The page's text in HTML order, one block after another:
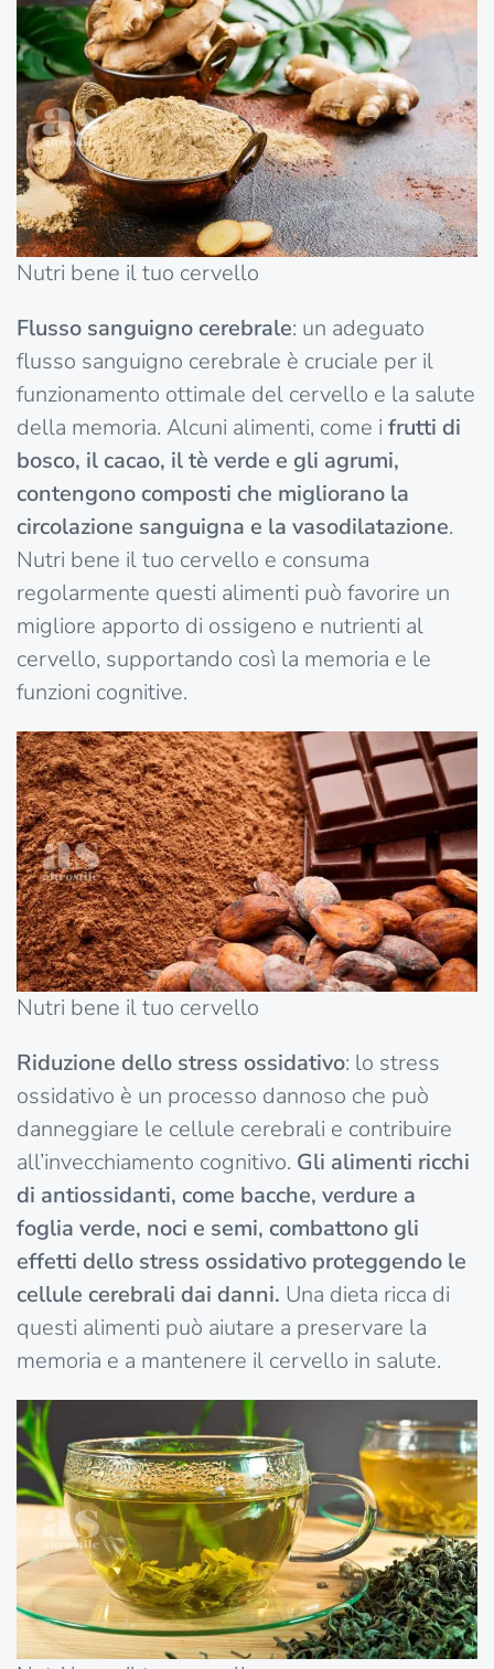
Nutri bene il tuo cervello
Flusso sanguigno cerebrale: un adeguato
flusso sanguigno cerebrale è cruciale per il
funzionamento ottimale del cervello e la salute
della memoria. Alcuni alimenti, come i frutti di
bosco, il cacao, il tè verde e gli agrumi,
contengono composti che migliorano la
circolazione sanguigna e la vasodilatazione.
Nutri bene il tuo cervello e consuma
regolarmente questi alimenti può favorire un
migliore apporto di ossigeno e nutrienti al
cervello, supportando così la memoria e le
funzioni cognitive.
Nutri bene il tuo cervello
Riduzione dello stress ossidativo: lo stress
ossidativo è un processo dannoso che può
danneggiare le cellule cerebrali e contribuire
all’invecchiamento cognitivo. Gli alimenti ricchi
di antiossidanti, come bacche, verdure a
foglia verde, noci e semi, combattono gli
effetti dello stress ossidativo proteggendo le
cellule cerebrali dai danni. Una dieta ricca di
questi alimenti può aiutare a preservare la
memoria e a mantenere il cervello in salute.